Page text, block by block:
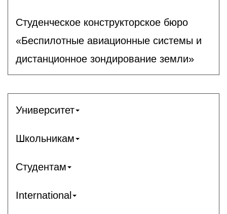
Студенческое конструкторское бюро
«Беспилотные авиационные системы и
дистанционное зондирование земли»
Университет
Школьникам
Студентам
International